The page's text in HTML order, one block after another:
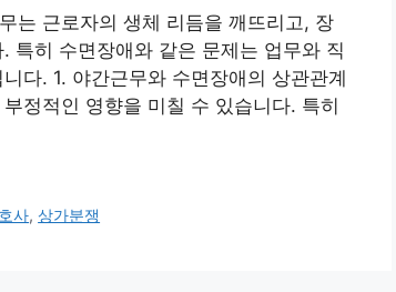
는 근로자의 생체 리듬을 깨뜨리고, 장
특히 수면장애와 같은 문제는 업무와 직
다. 1. 야간근무와 수면장애의 상관관계
정적인 영향을 미칠 수 있습니다. 특히
사,상가분쟁